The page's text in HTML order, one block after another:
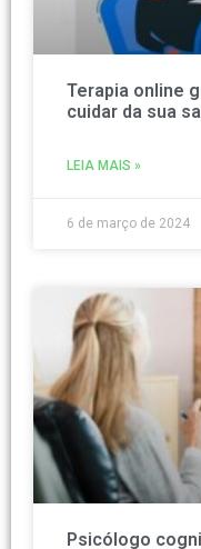
Terapia online
cuidar da sua
LEIA MAIS »
6 de março de 2024
Psicólogo